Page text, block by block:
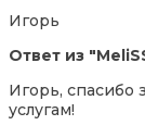
Игорь
Ответ из
Игорь,
услугам!